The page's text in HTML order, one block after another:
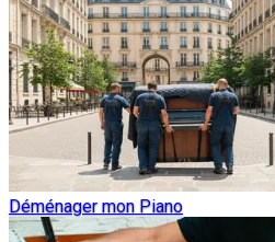
Déménager mon Piano